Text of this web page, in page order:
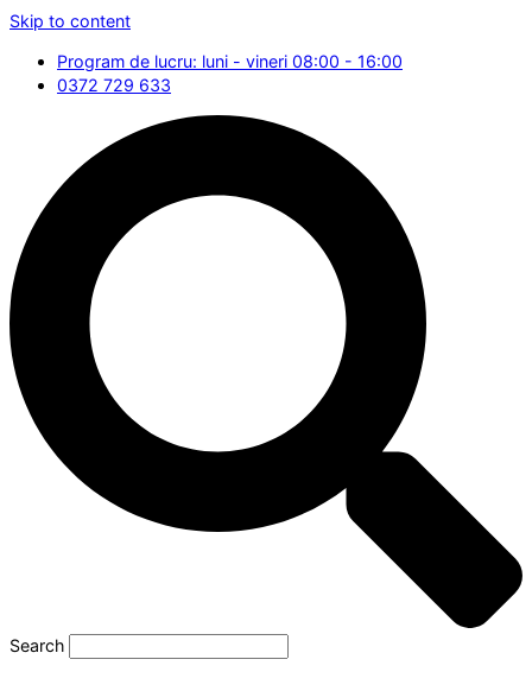
Skip to content
Program de lucru: luni - vineri 08:00 - 16:00
0372 729 633
Search